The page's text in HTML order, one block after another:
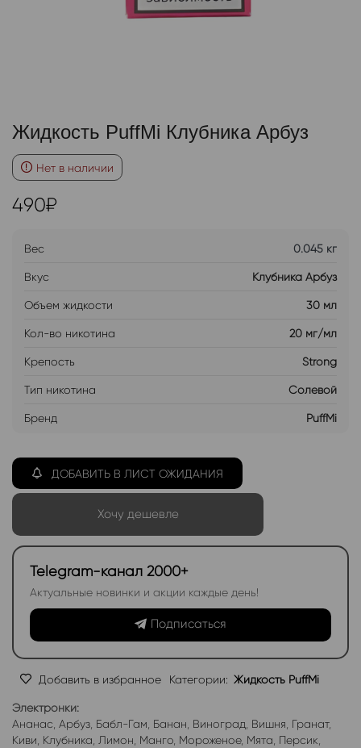
Жидкость PuffMi Клубника Арбуз
Нет в наличии
490₽
Вес 0.045 кг
Вкус Клубника Арбуз
Объем жидкости 30 мл
Кол-во никотина 20 мг/мл
Крепость Strong
Тип никотина Солевой
Бренд PuffMi
ДОБАВИТЬ В ЛИСТ ОЖИДАНИЯ
Хочу дешевле
Telegram-канал 2000+
Актуальные новинки и акции каждые день!
Подписаться
Добавить в избранное Категории: Жидкость PuffMi
Электронки:
Ананас Арбуз Бабл-Гам Банан Виноград Вишня Гранат,
Киви Клубника Лимон Манго Мороженое, Мята Персик